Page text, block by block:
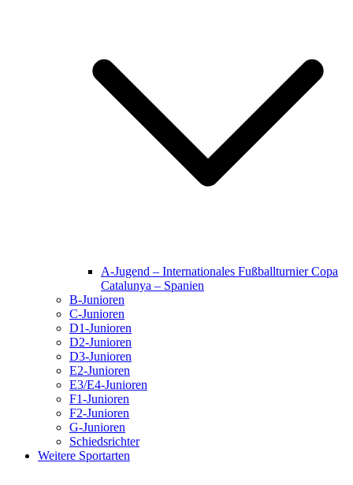
A-Jugend – Internationales Fußballturnier Copa
Catalunya – Spanien
B-Junioren
C-Junioren
D1-Junioren
D2-Junioren
D3-Junioren
E2-Junioren
E3/E4-Junioren
F1-Junioren
F2-Junioren
G-Junioren
Schiedsrichter
Weitere Sportarten